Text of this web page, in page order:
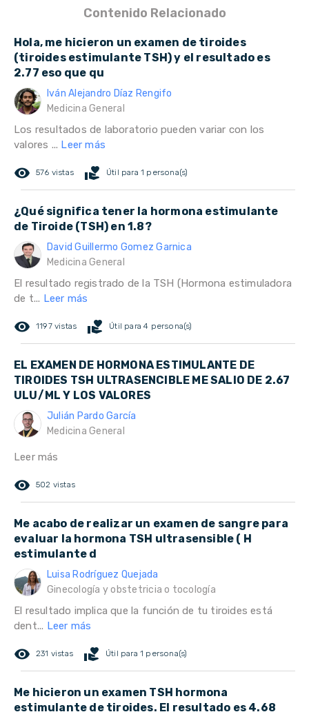
Contenido Relacionado
Hola, me hicieron un examen de tiroides
(tiroides estimulante TSH) y el resultado es
2.77 eso que qu
Iván Alejandro Díaz Rengifo
Medicina General
Los resultados de laboratorio pueden variar con los
valores ... Leer más
remove_red_eye 576 vistas volunteer_activism Útil para 1 persona(s)
¿Qué significa tener la hormona estimulante
de Tiroide (TSH) en 1.8?
David Guillermo Gomez Garnica
Medicina General
El resultado registrado de la TSH (Hormona estimuladora
de t... Leer más
remove_red_eye 1197 vistas volunteer_activism Útil para 4 persona(s)
EL EXAMEN DE HORMONA ESTIMULANTE DE
TIROIDES TSH ULTRASENCIBLE ME SALIO DE 2.67
ULU/ML Y LOS VALORES
Julián Pardo García
Medicina General
Leer más
remove_red_eye 502 vistas
Me acabo de realizar un examen de sangre para
evaluar la hormona TSH ultrasensible ( H
estimulante d
Luisa Rodríguez Quejada
Ginecología y obstetricia o tocología
El resultado implica que la función de tu tiroides está
dent... Leer más
remove_red_eye 231 vistas volunteer_activism Útil para 1 persona(s)
Me hicieron un examen TSH hormona
estimulante de tiroides. El resultado es 4.68